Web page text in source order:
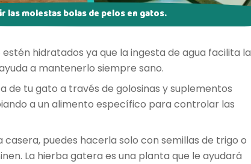
las molestas bolas de pelos en gatos.
hidratados ya que la ingesta de agua facilita la
a mantenerlo siempre sano.
de tu gato a través de golosinas y suplementos
a un alimento específico para controlar las
puedes hacerla solo con semillas de trigo o
La hierba gatera es una planta que le ayudará